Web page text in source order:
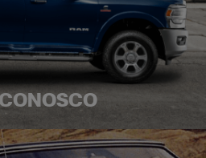
CONOSCO